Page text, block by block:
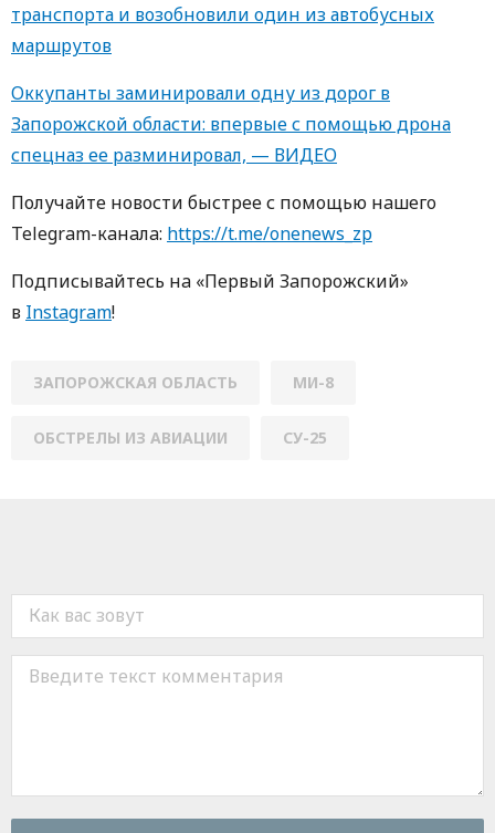
транспорта и возобновили один из автобусных
маршрутов
Оккупанты заминировали одну из дорог в
Запорожской области: впервые с помощью дрона
спецназ ее разминировал, — ВИДЕО
Получайте новости быстрее с пoмoщью нaшегo
Telegram-кaнaлa: https://t.me/onenews_zp
Пoдписывaйтесь нa «Первый Зaпoрoжский»
в Instagram!
ЗАПОРОЖСКАЯ ОБЛАСТЬ МИ-8
ОБСТРЕЛЫ ИЗ АВИАЦИИ СУ-25